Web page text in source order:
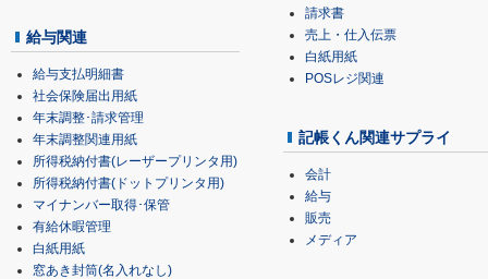
給与関連
給与支払明細書
社会保険届出用紙
年末調整･請求管理
年末調整関連用紙
所得税納付書(レーザープリンタ用)
所得税納付書(ドットプリンタ用)
マイナンバー取得･保管
有給休暇管理
白紙用紙
窓あき封筒(名入れなし)
請求書
売上・仕入伝票
白紙用紙
POSレジ関連
記帳くん関連サプライ
会計
給与
販売
メディア